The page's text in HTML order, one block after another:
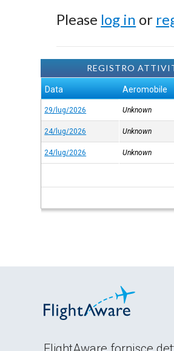
Please log in or
REGISTRO
Data Aeromobile
29/lug/2026 Unknown
24/lug/2026 Unknown
24/lug/2026 Unknown